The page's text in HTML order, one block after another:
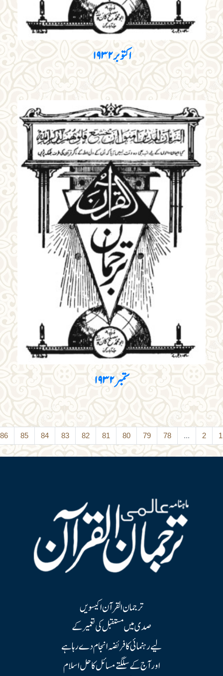
اکتوبر ۱۹۳۲
ستمبر ۱۹۳۲
78
79
80
81
82
83
84
85
86
87
›
ترجمان القرآن اکیسویں
صدی میں مستقبل کی تعمیر کے
لیے رہنمائی کا فریضہ انجام دے رہا ہے
اور آج کے سلگتے مسائل کا حل اسلام